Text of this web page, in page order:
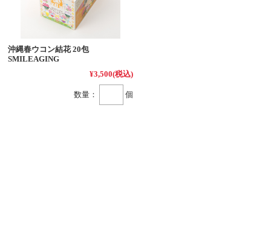
沖縄春ウコン結花 20包
SMILEAGING
¥3,500(税込)
数量： 個